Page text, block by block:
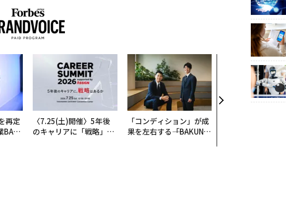
再定
〈7.25(土)開催〉5年後
のキャリアに「戦略」は
「コンディション」が成
果を左右する――「BAKUN
“泊まる”を超えて
パシオが描く、新
本のラグジュアリ
編）